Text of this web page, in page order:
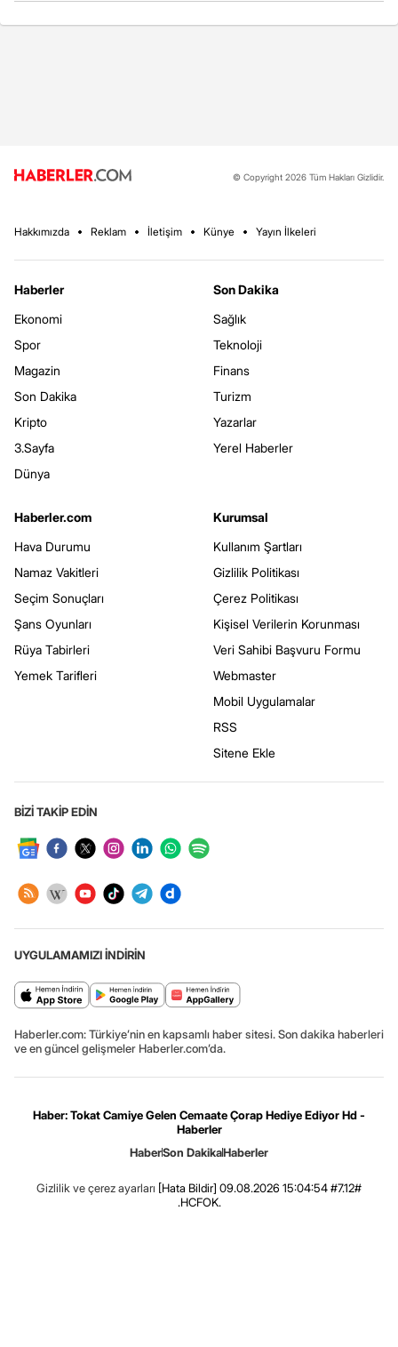
© Copyright 2026 Tüm Hakları Gizlidir.
Hakkımızda Reklam İletişim Künye Yayın İlkeleri
Haberler
Ekonomi
Spor
Magazin
Son Dakika
Kripto
3.Sayfa
Dünya
Son Dakika
Sağlık
Teknoloji
Finans
Turizm
Yazarlar
Yerel Haberler
Haberler.com
Hava Durumu
Namaz Vakitleri
Seçim Sonuçları
Şans Oyunları
Rüya Tabirleri
Yemek Tarifleri
Kurumsal
Kullanım Şartları
Gizlilik Politikası
Çerez Politikası
Kişisel Verilerin Korunması
Veri Sahibi Başvuru Formu
Webmaster
Mobil Uygulamalar
RSS
Sitene Ekle
BİZİ TAKİP EDİN
UYGULAMAMIZI İNDİRİN
Haberler.com: Türkiye’nin en kapsamlı haber sitesi. Son dakika haberleri
ve en güncel gelişmeler Haberler.com’da.
Haber: Tokat Camiye Gelen Cemaate Çorap Hediye Ediyor Hd -
Haberler
HaberSon DakikaHaberler
Gizlilik ve çerez ayarları [Hata Bildir] 09.08.2026 15:04:54 #7.12#
.HCFOK.